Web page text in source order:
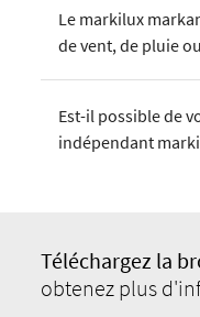
Le markilux
de vent, de pluie
Est-il possible de
indépendant
Téléchargez la
obtenez plus